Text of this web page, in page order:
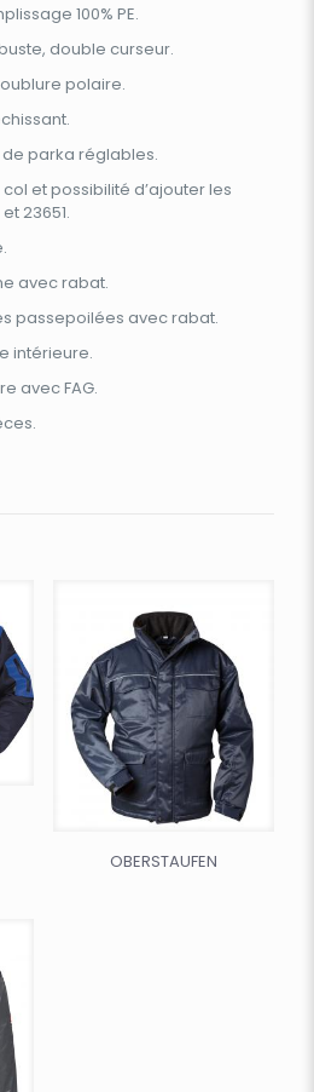
100% PE.
double curseur.
polaire.
parka réglables.
et possibilité d’ajouter les
23651.
avec rabat.
passepoilées avec rabat.
intérieure.
avec FAG.
OBERSTAUFEN